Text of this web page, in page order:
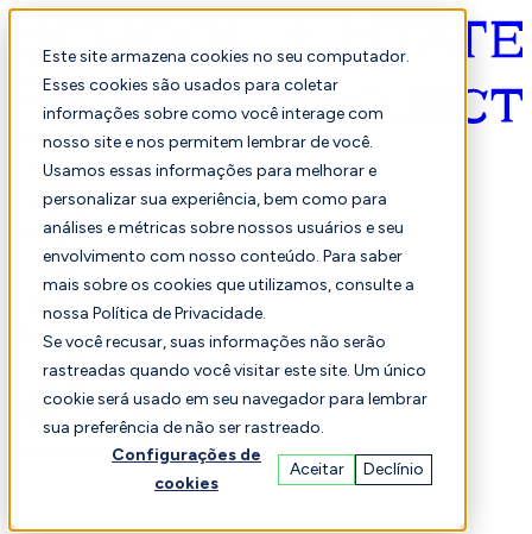
Este site armazena cookies no seu computador.
Esses cookies são usados para coletar
informações sobre como você interage com
nosso site e nos permitem lembrar de você.
Usamos essas informações para melhorar e
personalizar sua experiência, bem como para
análises e métricas sobre nossos usuários e seu
envolvimento com nosso conteúdo. Para saber
mais sobre os cookies que utilizamos, consulte a
nossa Política de Privacidade.
Se você recusar, suas informações não serão
rastreadas quando você visitar este site. Um único
cookie será usado em seu navegador para lembrar
sua preferência de não ser rastreado.
Configurações de
cookies
Aceitar Declínio
Português
Selecionado Comparação
Finança Desempenho